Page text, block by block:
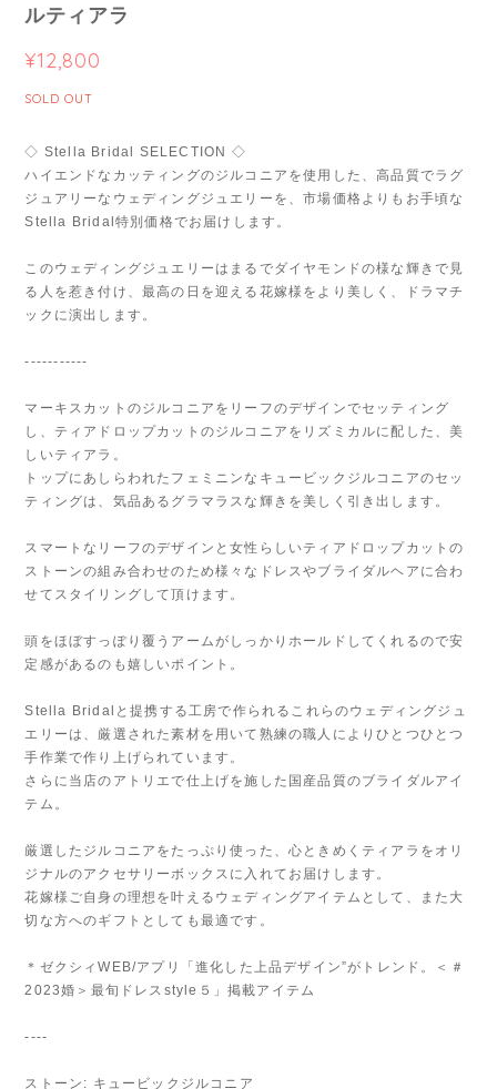
ルティアラ
¥12,800
SOLD OUT
◇ Stella Bridal SELECTION ◇
ハイエンドなカッティングのジルコニアを使用した、高品質でラグ
ジュアリーなウェディングジュエリーを、市場価格よりもお手頃な
Stella Bridal特別価格でお届けします。
このウェディングジュエリーはまるでダイヤモンドの様な輝きで見
る人を惹き付け、最高の日を迎える花嫁様をより美しく、ドラマチ
ックに演出します。
-----------
マーキスカットのジルコニアをリーフのデザインでセッティング
し、ティアドロップカットのジルコニアをリズミカルに配した、美
しいティアラ。
トップにあしらわれたフェミニンなキュービックジルコニアのセッ
ティングは、気品あるグラマラスな輝きを美しく引き出します。
スマートなリーフのデザインと女性らしいティアドロップカットの
ストーンの組み合わせのため様々なドレスやブライダルヘアに合わ
せてスタイリングして頂けます。
頭をほぼすっぽり覆うアームがしっかりホールドしてくれるので安
定感があるのも嬉しいポイント。
Stella Bridalと提携する工房で作られるこれらのウェディングジュ
エリーは、厳選された素材を用いて熟練の職人によりひとつひとつ
手作業で作り上げられています。
さらに当店のアトリエで仕上げを施した国産品質のブライダルアイ
テム。
厳選したジルコニアをたっぷり使った、心ときめくティアラをオリ
ジナルのアクセサリーボックスに入れてお届けします。
花嫁様ご自身の理想を叶えるウェディングアイテムとして、また大
切な方へのギフトとしても最適です。
＊ゼクシィWEB/アプリ「進化した上品デザイン”がトレンド。＜＃
2023婚＞最旬ドレスstyle５」掲載アイテム
----
ストーン: キュービックジルコニア